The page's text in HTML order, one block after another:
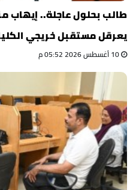
طالب بحلول عاجلة.. إيهاب
يعرقل مستقبل خريجي